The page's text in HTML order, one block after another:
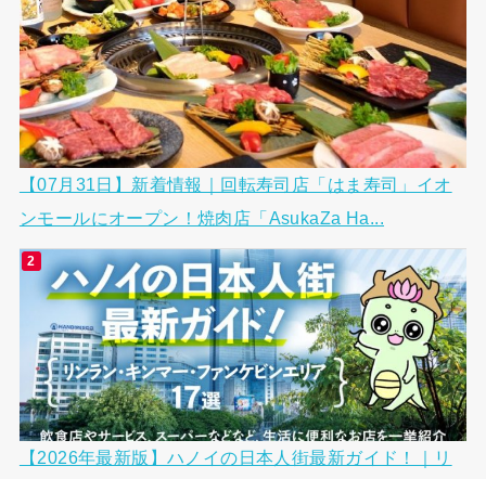
【07月31日】新着情報｜回転寿司店「はま寿司」イオ
ンモールにオープン！焼肉店「AsukaZa Ha...
【2026年最新版】ハノイの日本人街最新ガイド！｜リ